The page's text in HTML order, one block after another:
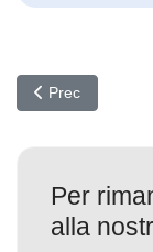
Articolo
Prec
Per
alla